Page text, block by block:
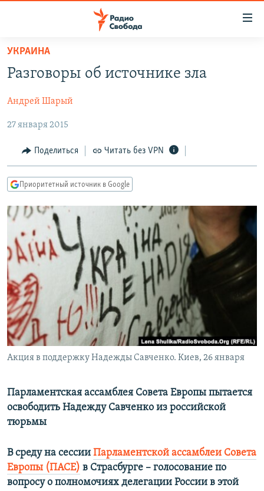
упрощенного
доступа
содержанию
Вернутся
главной
навигации
Вернутся
поиску
ПОДКАСТЫ
АВТОРСКИЕ ПРОЕКТЫ
ЦИТАТЫ СВОБОДЫ
МНЕНИЯ
КУЛЬТУРА
IDEL.РЕАЛИИ
КАВКАЗ.РЕАЛИИ
СЕВЕР.РЕАЛИИ
СИБИРЬ.РЕАЛИИ
РАСПИСАНИЕ ВЕЩАНИЯ
ПОДПИШИТЕСЬ НА РАССЫЛКУ
СОЦИАЛЬНЫЕ СЕТИ
Все сайты РСЕ/РС
УКРАИНА
Разговоры об источнике зла
Андрей Шарый
27 января 2015
Поделиться Читать без VPN
Приоритетный источник в Google
Акция в поддержку Надежды Савченко. Киев, 26 января
Парламентская ассамблея Совета Европы пытается
освободить Надежду Савченко из российской
тюрьмы
В среду на сессии Парламентской ассамблеи Совета
Европы (ПАСЕ) в Страсбурге – голосование по
вопросу о полномочиях делегации России в этой